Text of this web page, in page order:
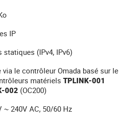
IP
statiques (IPv4, IPv6)
le contrôleur Omada basé sur le
matériels TPLINK-001
002 (OC200)
240V AC, 50/60 Hz